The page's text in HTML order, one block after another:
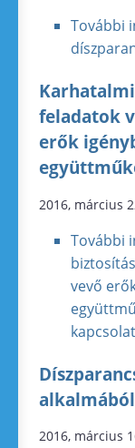
További
feladatok
erők
2016, március
További
vevő
alkalmából
2016, március